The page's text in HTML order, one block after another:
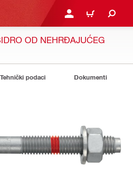
PRIJAVI SE ILI SE
KOŠARICA
OD NEHRĐAJUĆEG
Tehnički podaci Dokumenti